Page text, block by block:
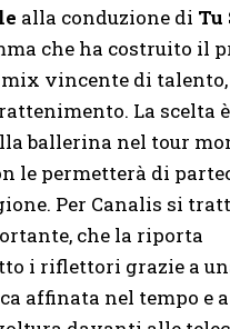
alla conduzione di Tu
che ha costruito il
mix vincente di talento,
La scelta
ballerina nel tour
le permetterà di
Per Canalis si
che la riporta
i riflettori grazie a
affinata nel tempo e